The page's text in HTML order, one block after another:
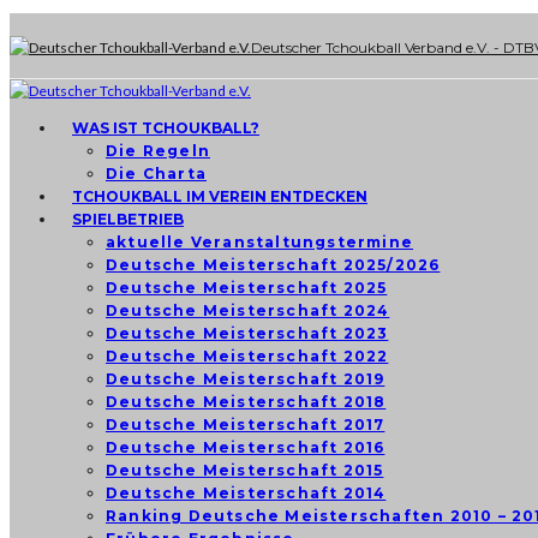
Deutscher Tchoukball Verband e.V. -
WAS IST TCHOUKBALL?
Die Regeln
Die Charta
TCHOUKBALL IM VEREIN ENTDECKEN
SPIELBETRIEB
aktuelle Veranstaltungstermine
Deutsche Meisterschaft 2025/2026
Deutsche Meisterschaft 2025
Deutsche Meisterschaft 2024
Deutsche Meisterschaft 2023
Deutsche Meisterschaft 2022
Deutsche Meisterschaft 2019
Deutsche Meisterschaft 2018
Deutsche Meisterschaft 2017
Deutsche Meisterschaft 2016
Deutsche Meisterschaft 2015
Deutsche Meisterschaft 2014
Ranking Deutsche Meisterschaften 2010 –